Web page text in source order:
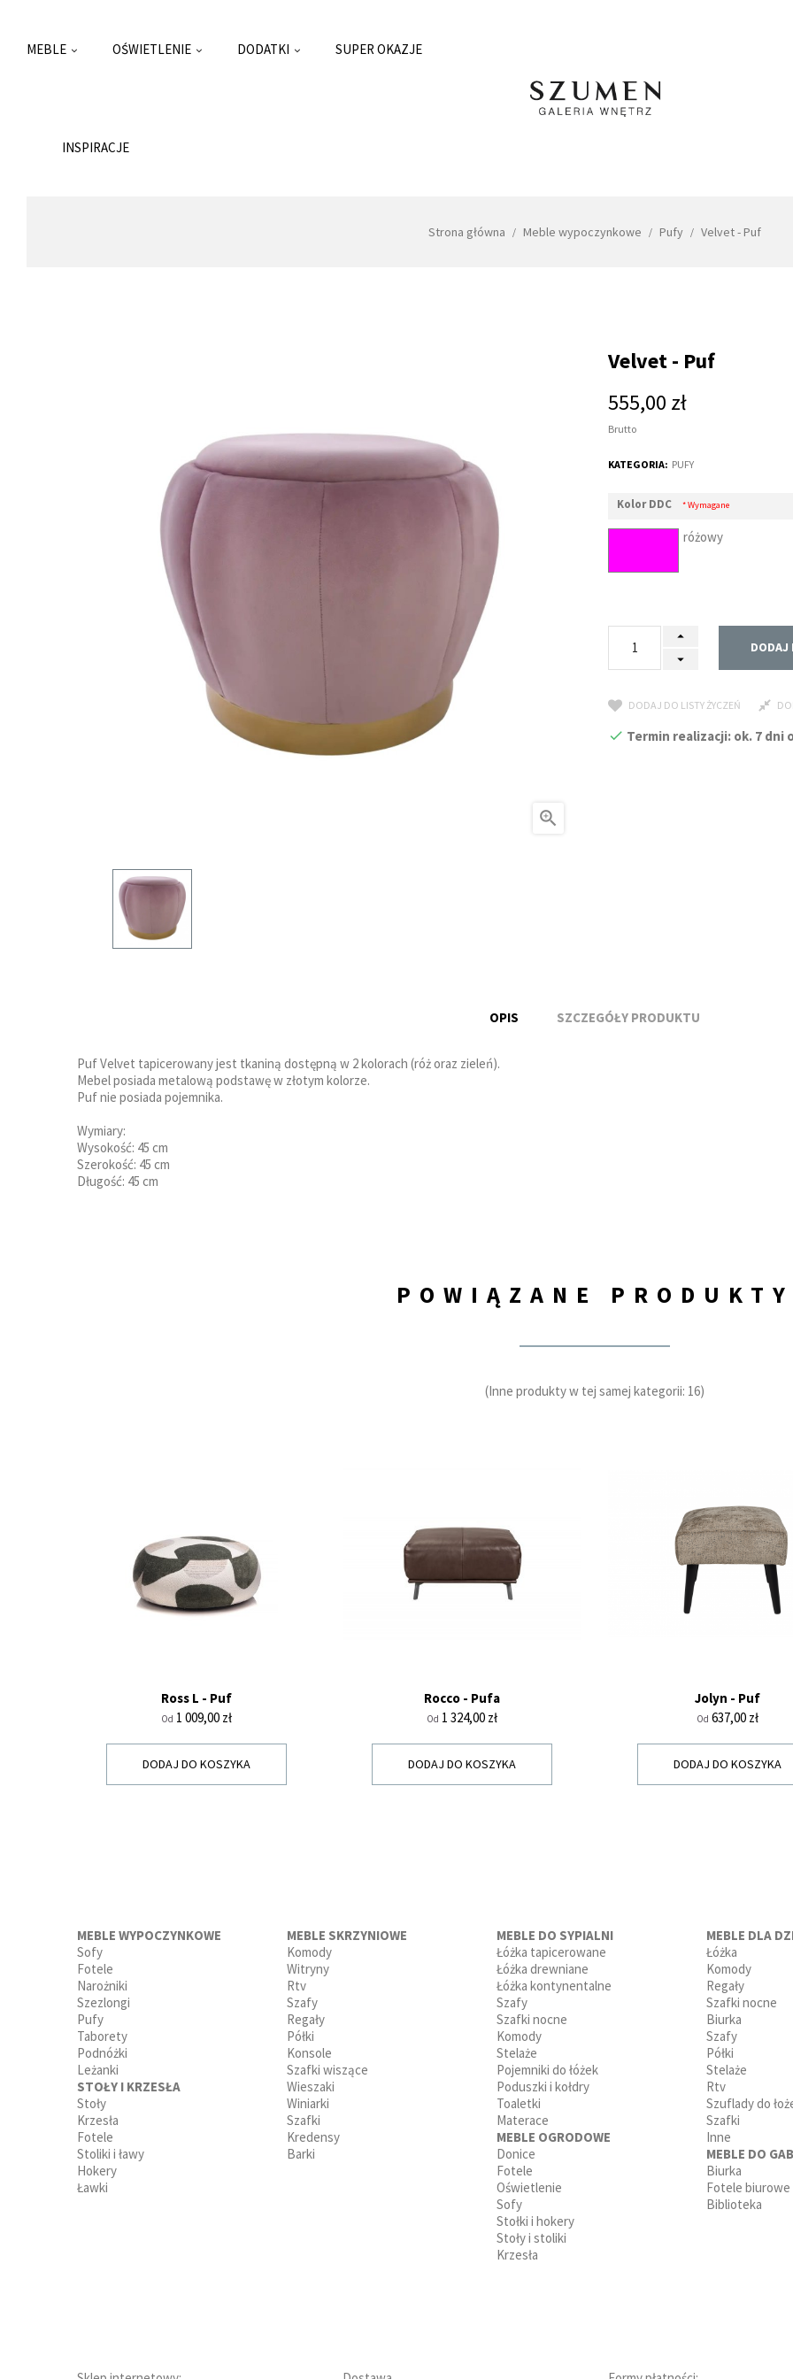
MEBLE OŚWIETLENIE DODATKI SUPER OKAZJE
INSPIRACJE
Strona główna Meble wypoczynkowe Pufy Velvet - Puf

Velvet - Puf
555,00 zł
Brutto
KATEGORIA: PUFY
Kolor DDC * Wymagane
różowy
DODAJ
DODAJ DO LISTY ŻYCZEŃ
Termin realizacji: ok. 7
OPIS SZCZEGÓŁY PRODUKTU
Puf Velvet tapicerowany jest tkaniną dostępną w 2 kolorach (róż oraz zieleń).
Mebel posiada metalową podstawę w złotym kolorze.
Puf nie posiada pojemnika.
Wymiary:
Wysokość: 45 cm
Szerokość: 45 cm
Długość: 45 cm
POWIĄZANE PRODUKTY
(Inne produkty w tej samej kategorii: 16)
Ross L - Puf
Od Cena
1 009,00 zł
DODAJ DO KOSZYKA
Rocco - Pufa
Od Cena
1 324,00 zł
DODAJ DO KOSZYKA
Jolyn - Puf
Od Cena
637,00 zł
DODAJ DO KOSZYKA
MEBLE WYPOCZYNKOWE
Sofy
Fotele
Narożniki
Szezlongi
Pufy
Taborety
Podnóżki
Leżanki
STOŁY I KRZESŁA
Stoły
Krzesła
Fotele
Stoliki i ławy
Hokery
Ławki
MEBLE SKRZYNIOWE
Komody
Witryny
Rtv
Szafy
Regały
Półki
Konsole
Szafki wiszące
Wieszaki
Winiarki
Szafki
Kredensy
Barki
MEBLE DO SYPIALNI
Łóżka tapicerowane
Łóżka drewniane
Łóżka kontynentalne
Szafy
Szafki nocne
Komody
Stelaże
Pojemniki do łóżek
Poduszki i kołdry
Toaletki
Materace
MEBLE OGRODOWE
Donice
Fotele
Oświetlenie
Sofy
Stołki i hokery
Stoły i stoliki
Krzesła
MEBLE DLA
Łóżka
Komody
Regały
Szafki nocne
Biurka
Szafy
Półki
Stelaże
Rtv
Szuflady do
Szafki
Inne
MEBLE DO
Biurka
Fotele biurowe
Biblioteka